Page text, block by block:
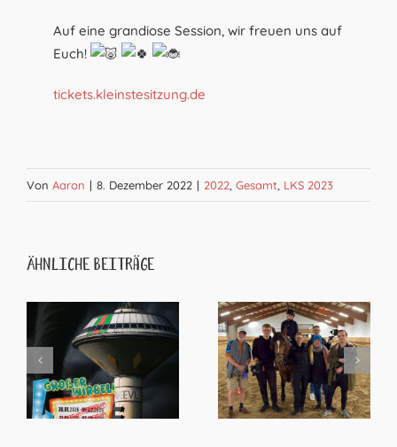
Auf eine grandiose Session, wir freuen uns auf
Euch!
tickets.kleinstesitzung.de
Von Aaron | 8. Dezember 2022 | 2022 Gesamt LKS 2023
Ähnliche Beiträge